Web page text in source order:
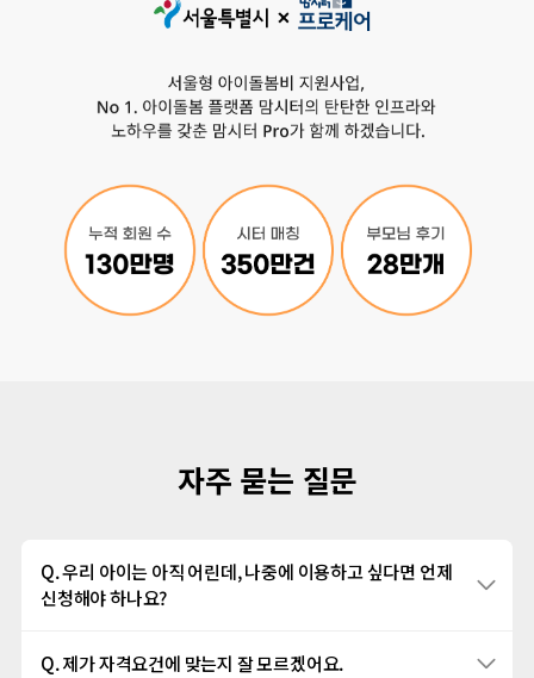
자주 묻는 질문
Q. 우리 아이는 아직 어린데, 나중에 이용하고 싶다면 언제
신청해야 하나요?
Q. 제가 자격요건에 맞는지 잘 모르겠어요.